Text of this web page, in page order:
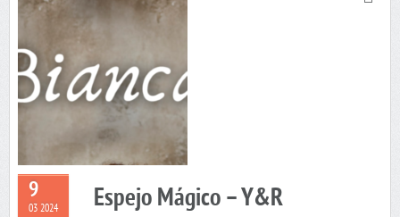
9
03 2024 Espejo Mágico – Y&R